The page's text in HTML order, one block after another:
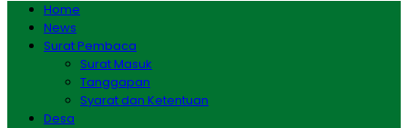
Home
News
Surat Pembaca
Surat Masuk
Tanggapan
Syarat dan Ketentuan
Desa